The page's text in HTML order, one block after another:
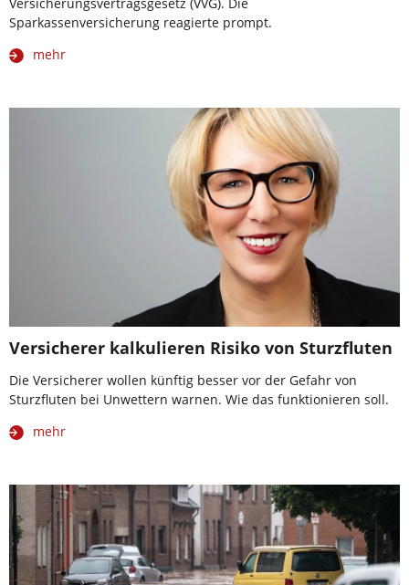
Sparkassenversicherung reagierte prompt.
mehr
Versicherer kalkulieren Risiko von Sturzfluten
Die Versicherer wollen künftig besser vor der Gefahr von
Sturzfluten bei Unwettern warnen. Wie das funktionieren soll.
mehr